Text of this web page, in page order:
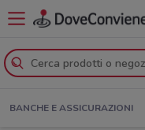
BANCHE E ASSICURAZIONI